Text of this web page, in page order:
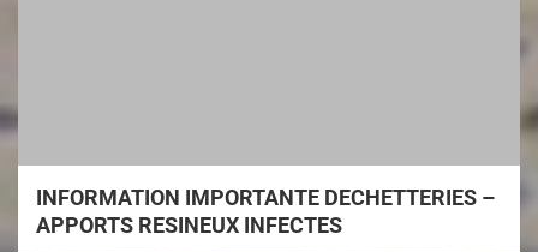
INFORMATION IMPORTANTE DECHETTERIES –
APPORTS RESINEUX INFECTES